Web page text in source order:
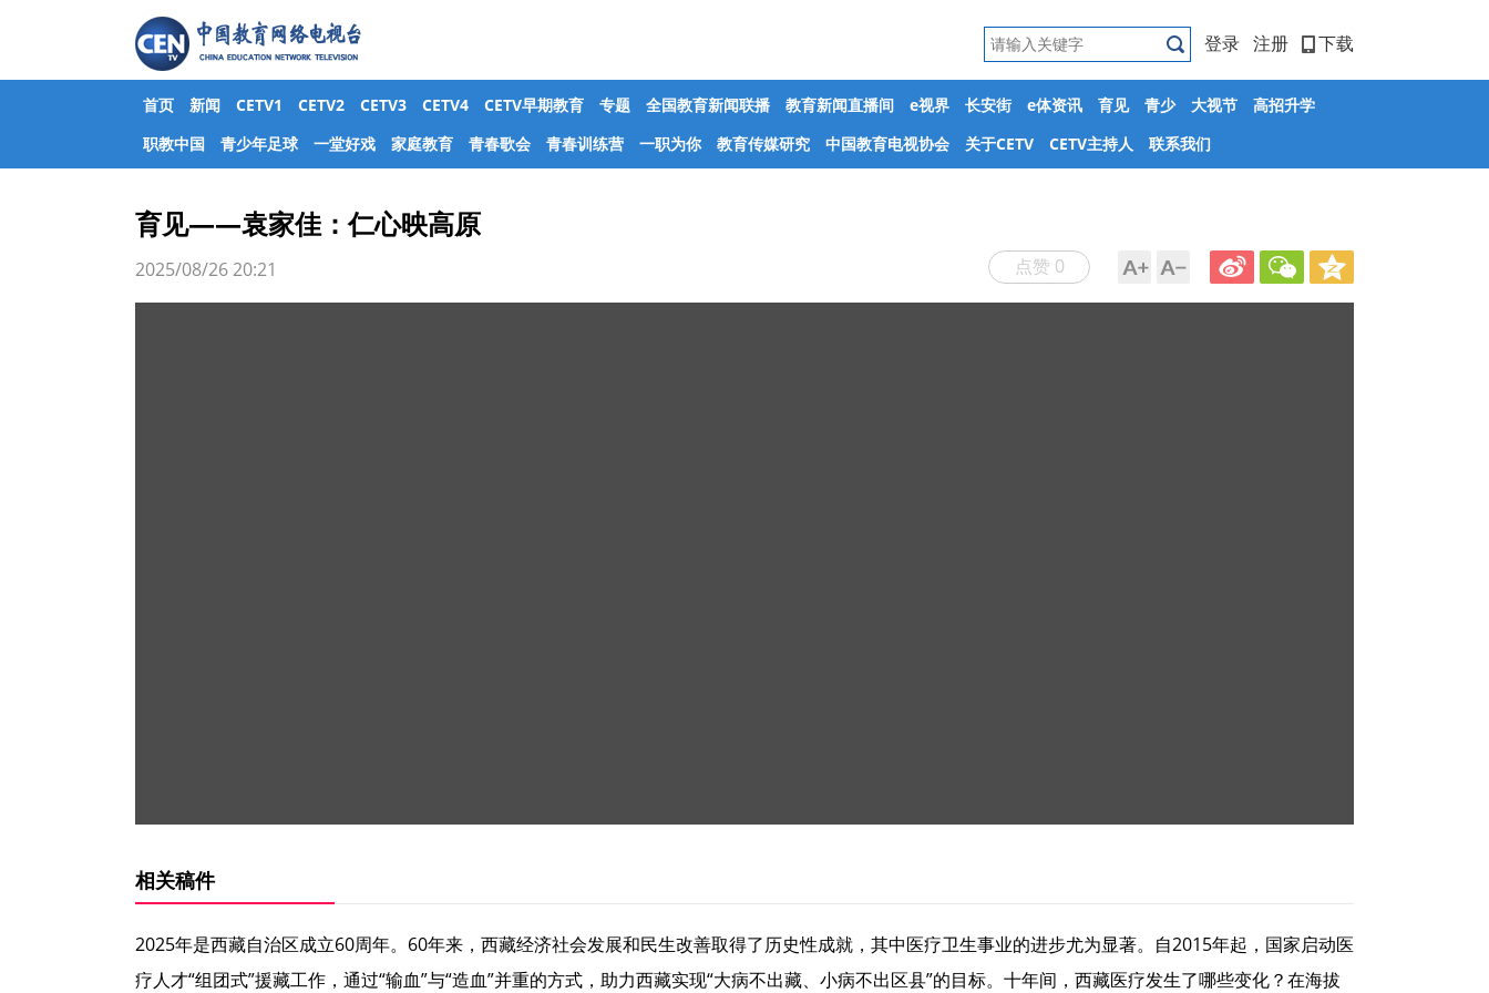
登录 注册 下载
首页 新闻 CETV1 CETV2 CETV3 CETV4 CETV早期教育 专题 全国教育新闻联播 教育新闻直播间 e视界 长安街 e体资讯 育见 青少 大视节
高招升学
职教中国
青少年足球 一堂好戏 家庭教育 青春歌会 青春训练营 一职为你 教育传媒研究 中国教育电视协会 关于CETV CETV主持人 联系我们
育见——袁家佳：仁心映高原
点赞 0
2025/08/26 20:21
相关稿件
2025年是西藏自治区成立60周年。60年来，西藏经济社会发展和民生改善取得了历史性成就，其中医疗卫生事业的进步尤为显著。自2015年起，国家启动医
疗人才“组团式”援藏工作，通过“输血”与“造血”并重的方式，助力西藏实现“大病不出藏、小病不出区县”的目标。十年间，西藏医疗发生了哪些变化？在海拔